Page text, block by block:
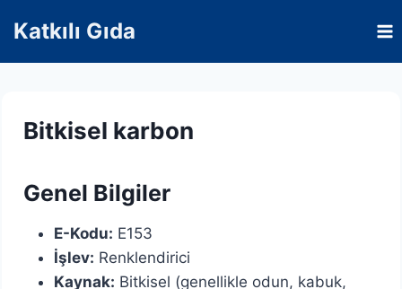
content
Katkılı Gıda
Bitkisel karbon
Genel Bilgiler
E-Kodu: E153
İşlev: Renklendirici
Kaynak: Bitkisel (genellikle odun, kabuk,